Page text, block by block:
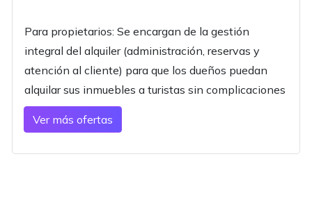
Para propietarios: Se encargan de la gestión
integral del alquiler (administración, reservas y
atención al cliente) para que los dueños puedan
alquilar sus inmuebles a turistas sin complicaciones
Ver más ofertas